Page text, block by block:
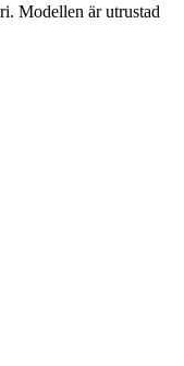
Modellen är utrustad